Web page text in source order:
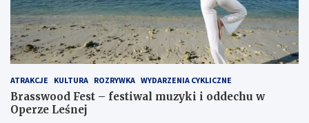
ATRAKCJE KULTURA ROZRYWKA WYDARZENIA CYKLICZNE
Brasswood Fest – festiwal muzyki i oddechu w
Operze Leśnej